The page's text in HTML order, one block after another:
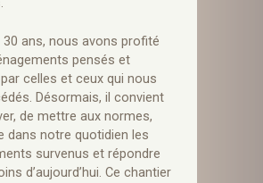
30 ans, nous avons profité
pensés et
celles et ceux qui nous
Désormais, il convient
de mettre aux normes,
dans notre quotidien les
survenus et répondre
d’aujourd’hui. Ce chantier